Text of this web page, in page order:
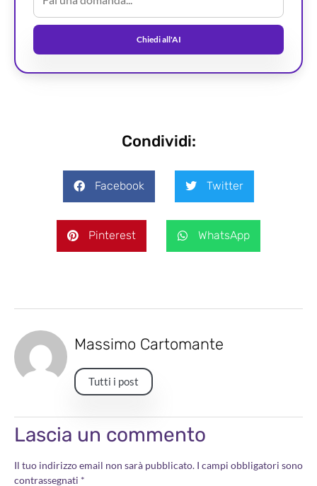
Chiedi all'AI
Condividi:
Facebook Twitter
Pinterest WhatsApp
Massimo Cartomante
Tutti i post
Lascia un commento
Il tuo indirizzo email non sarà pubblicato. I campi obbligatori sono
contrassegnati *